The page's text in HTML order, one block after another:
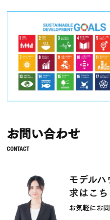
お問い合わせ
モデル
求はこち
お気軽にお